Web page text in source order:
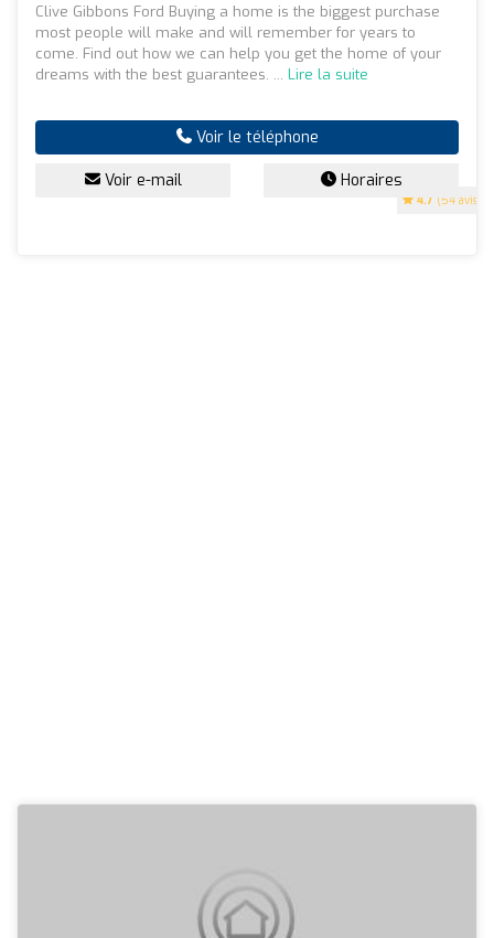
4.7 (54 avis)
Clive Gibbons Ford Buying a home is the biggest purchase
most people will make and will remember for years to
come. Find out how we can help you get the home of your
dreams with the best guarantees. ... Lire la suite
Voir le téléphone
Voir e-mail Horaires